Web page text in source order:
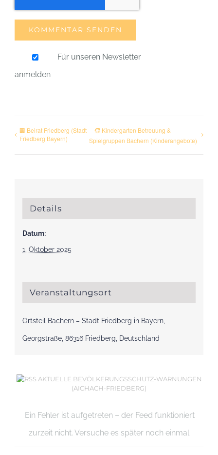
Für unseren Newsletter
anmelden
🏢 Beirat Friedberg (Stadt
Friedberg Bayern)
🧒 Kindergarten Betreuung &
Spielgruppen Bachern (Kinderangebote)
Details
Datum:
1. Oktober 2025
Veranstaltungsort
Ortsteil Bachern – Stadt Friedberg in Bayern,
Georgstraße, 86316 Friedberg, Deutschland
AKTUELLE BEVÖLKERUNGSSCHUTZ-WARNUNGEN
(AICHACH-FRIEDBERG)
Ein Fehler ist aufgetreten – der Feed funktioniert
zurzeit nicht. Versuche es später noch einmal.